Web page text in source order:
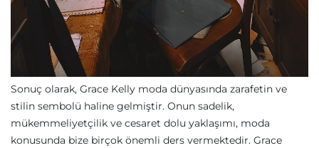
Sonuç olarak, Grace Kelly moda dünyasında zarafetin ve
stilin sembolü haline gelmiştir. Onun sadelik,
mükemmeliyetçilik ve cesaret dolu yaklaşımı, moda
konusunda bize birçok önemli ders vermektedir. Grace